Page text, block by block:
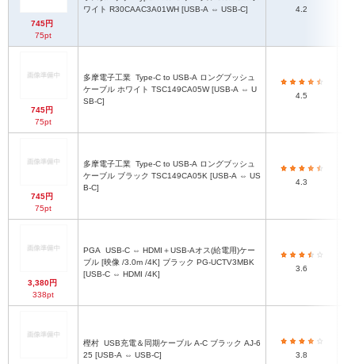
745円
75pt
ワイト R30CAAC3A01WH [USB-A ⇔ USB-C]
4.2
745円
75pt
多摩電子工業
ケーブル ホワイト TSC149CA05W [USB-A ⇔ U
SB-C]
4.5
745円
75pt
多摩電子工業
ケーブル ブラック TSC149CA05K [USB-A ⇔ US
B-C]
4.3
3,380円
338pt
PGA
ブル [映像 /3.0m /4K] ブラック PG-UCTV3MBK
[USB-C ⇔ HDMI /4K]
3.6
樫村
25 [USB-A ⇔ USB-C]
3.8